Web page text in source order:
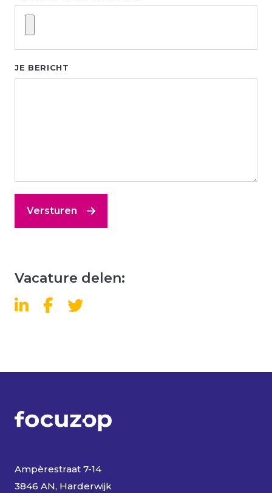
JE BERICHT
Versturen
Vacature delen:
Ampèrestraat 7-14
3846 AN, Harderwijk